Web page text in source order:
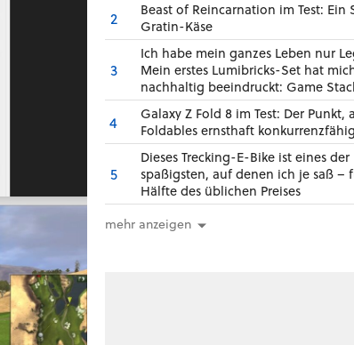
2
Beast of Reincarnation im Test: Ein
Gratin-Käse
3
Ich habe mein ganzes Leben nur
Mein erstes Lumibricks-Set hat
nachhaltig beeindruckt: Game
4
Galaxy Z Fold 8 im Test: Der Punkt,
Foldables ernsthaft
5
Dieses Trecking-E-Bike ist eines der
spaßigsten, auf denen ich je saß –
Hälfte des üblichen Preises
mehr anzeigen